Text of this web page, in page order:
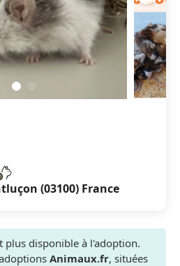
(03100) France
plus disponible à l'adoption.
Animaux.fr, situées